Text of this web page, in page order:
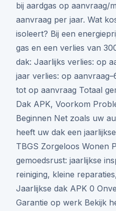
bij aardgas op aanvraag/
aanvraag per jaar. Wat
isoleert? Bij een
gas en een verlies van
dak: Jaarlijks verlies: op
jaar verlies: op
tot op aanvraag Totaal
Dak APK, Voorkom
Beginnen Net zoals uw
heeft uw dak een
TBGS Zorgeloos Wonen
gemoedsrust: jaarlijkse
reiniging, kleine
Jaarlijkse dak APK 0
Garantie op werk Bekijk